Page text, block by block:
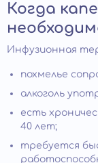
Когда
Инфузионная
похмелье
алкоголь
есть
40 лет;
требуется